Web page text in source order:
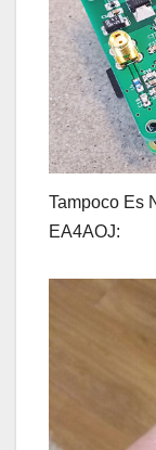
Tampoco Es
EA4AOJ: